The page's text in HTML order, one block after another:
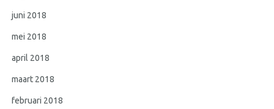
juni 2018
mei 2018
april 2018
maart 2018
februari 2018